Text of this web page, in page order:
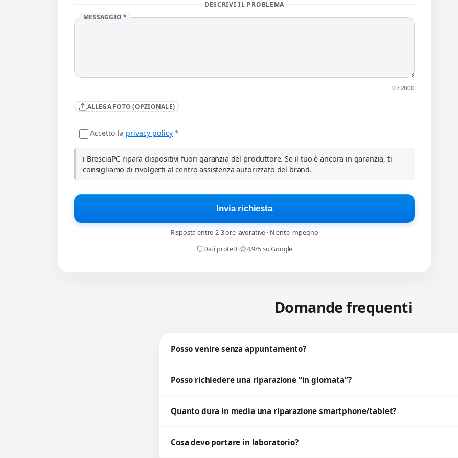
DESCRIVI IL PROBLEMA
MESSAGGIO*
0 / 2000
ALLEGA FOTO (OPZIONALE)
Accetto la privacy policy *
ℹ️ BresciaPC ripara dispositivi fuori garanzia del produttore. Se il tuo è ancora in garanzia, ti
consigliamo di rivolgerti al centro assistenza autorizzato del brand.
Invia richiesta
Risposta entro 2-3 ore lavorative · Niente impegno
Dati protetti
4.9/5 su Google
Domande frequenti
Posso venire senza appuntamento?
Posso richiedere una riparazione “in giornata”?
Quanto dura in media una riparazione smartphone/tablet?
Cosa devo portare in laboratorio?